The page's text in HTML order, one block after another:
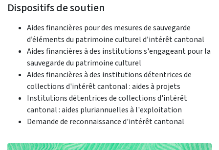
Dispositifs de soutien
Aides financières pour des mesures de sauvegarde
d’éléments du patrimoine culturel d’intérêt cantonal
Aides financières à des institutions s'engageant pour la
sauvegarde du patrimoine culturel
Aides financières à des institutions détentrices de
collections d'intérêt cantonal : aides à projets
Institutions détentrices de collections d'intérêt
cantonal : aides pluriannuelles à l'exploitation
Demande de reconnaissance d'intérêt cantonal